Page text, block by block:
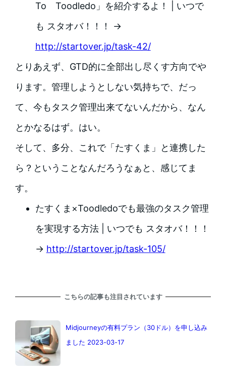
To Toodledo」を紹介するよ！ | いつで
も スタオバ！！！ →
http://startover.jp/task-42/
とりあえず、GTD的に全部出し尽くす方向でや
ります。管理しようとしない気持ちで、だっ
て、今もタスク管理出来てないんだから、なん
とかなるはず。はい。
そして、多分、これで「たすくま」と連携した
ら？ということなんだろうなぁと、感じてま
す。
たすくま×Toodledoでも最強のタスク管理
を実現する方法 | いつでも スタオバ！！！
→ http://startover.jp/task-105/
こちらの記事も注目されています
Midjourneyの有料プラン（30ドル）を申し込み
ました 2023-03-17